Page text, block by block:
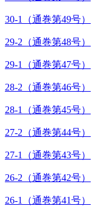
30-1（通巻第49号）
29-2（通巻第48号）
29-1（通巻第47号）
28-2（通巻第46号）
28-1（通巻第45号）
27-2（通巻第44号）
27-1（通巻第43号）
26-2（通巻第42号）
26-1（通巻第41号）